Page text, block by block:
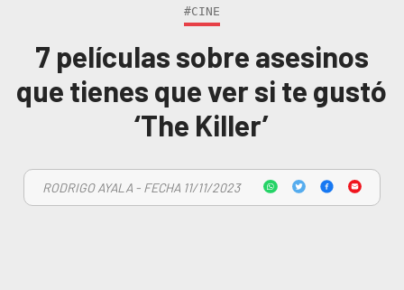
#CINE
7 películas sobre asesinos
que tienes que ver si te gustó
‘The Killer’
RODRIGO AYALA - FECHA 11/11/2023